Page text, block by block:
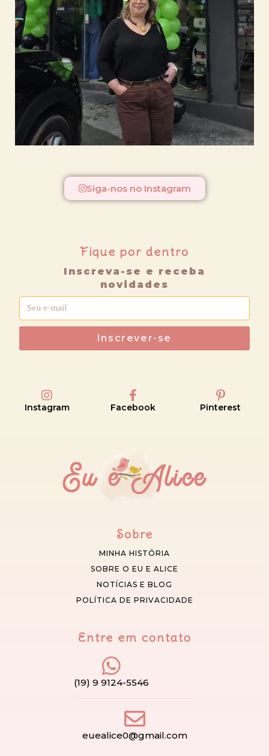
Siga-nos no Instagram
Fique por dentro
Inscreva-se e receba
novidades
Inscrever-se
Instagram Facebook Pinterest
Sobre
MINHA HISTÓRIA
SOBRE O EU E ALICE
NOTÍCIAS E BLOG
POLÍTICA DE PRIVACIDADE
Entre em contato
(19) 9 9124-5546
euealice0@gmail.com